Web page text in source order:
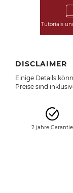
Tutorials
DISCLAIMER
Einige Details
Preise sind
2 jahre Garantie